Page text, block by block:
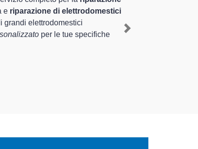
nel territorio di Sesto Calende e
, mediante il ripristino rapido del corretto
sugli elettrodomestici da riparare per
Next